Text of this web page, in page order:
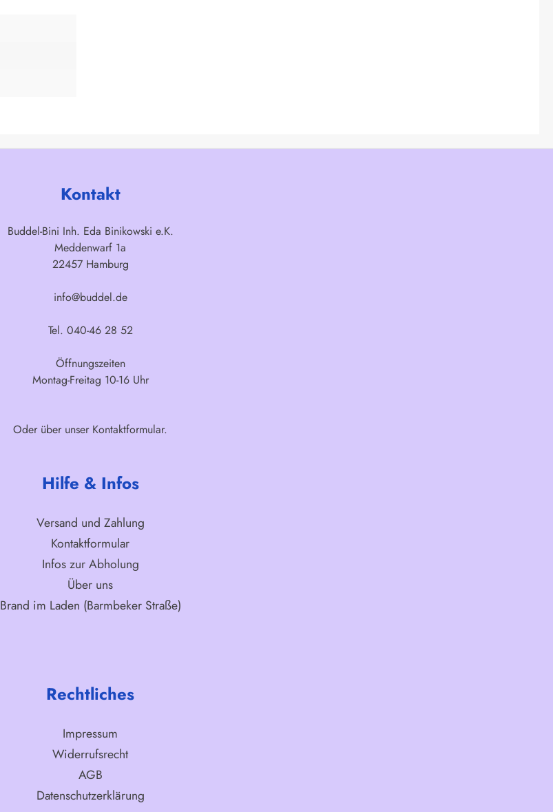
Kontakt
Buddel-Bini Inh. Eda Binikowski e.K.
Meddenwarf 1a
22457 Hamburg
info@buddel.de
Tel. 040-46 28 52
Öffnungszeiten
Montag-Freitag 10-16 Uhr
Oder über unser Kontaktformular.
Hilfe & Infos
Versand und Zahlung
Kontaktformular
Infos zur Abholung
Über uns
Brand im Laden (Barmbeker Straße)
Rechtliches
Impressum
Widerrufsrecht
AGB
Datenschutzerklärung